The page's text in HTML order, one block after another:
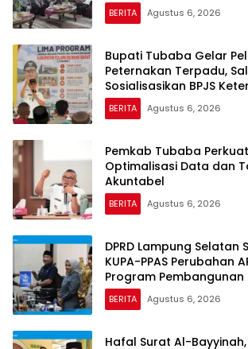
BERITA Agustus 6, 2026
Bupati Tubaba Gelar
Peternakan Terpadu,
Sosialisasikan BPJS
BERITA Agustus 6, 2026
Pemkab Tubaba
Optimalisasi Data dan
Akuntabel
BERITA Agustus 6, 2026
DPRD Lampung Selatan
KUPA-PPAS Perubahan
Program Pembangunan
BERITA Agustus 6, 2026
Hafal Surat Al-